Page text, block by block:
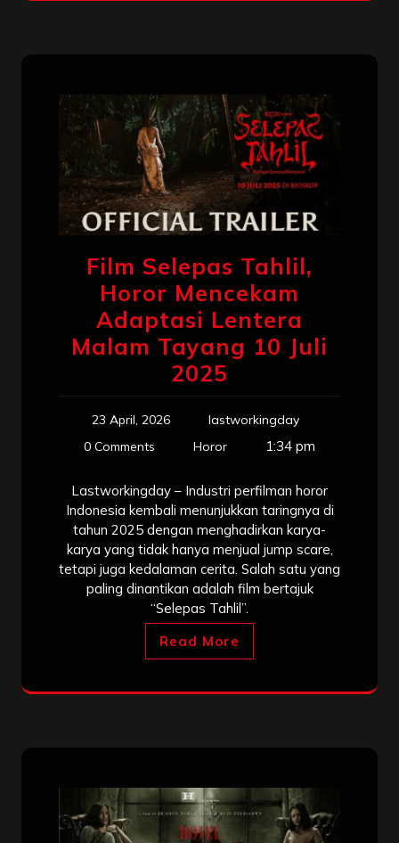
Film Selepas Tahlil,
Horor Mencekam
Adaptasi Lentera
Malam Tayang 10 Juli
2025
23 April, 2026
lastworkingday
0 Comments
Horor 1:34 pm
Lastworkingday – Industri perfilman horor
Indonesia kembali menunjukkan taringnya di
tahun 2025 dengan menghadirkan karya-
karya yang tidak hanya menjual jump scare,
tetapi juga kedalaman cerita. Salah satu yang
paling dinantikan adalah film bertajuk
“Selepas Tahlil”.
Read More